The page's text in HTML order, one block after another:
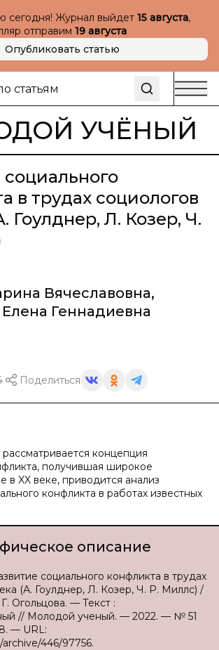
сегодня! Журнал выйдет 15 августа,
отправим 19 августа
Опубликовать статью
УЧЁНЫЙ
социального
в трудах социологов
Гоулднер, Л. Козер, Ч.
Вячеславовна,
Геннадиевна
Поделиться
концепция
получившая широкое
в XX веке, приводится анализ
конфликта в работах известных
описание
социального конфликта в трудах
(А. Гоулднер, Л. Козер, Ч. Р. Миллс) /
Огольцова. — Текст :
// Молодой ученый. — 2022. — № 51
— URL:
446/97756.